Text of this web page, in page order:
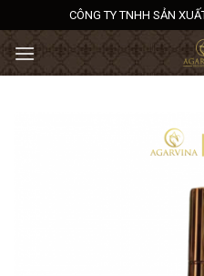
qua
nội
dung
CÔNG TY TNHH SẢN